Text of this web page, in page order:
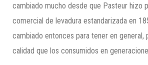
cambiado mucho desde que Pasteur hizo
comercial de levadura estandarizada en
cambiado entonces para tener en general,
calidad que los consumidos en